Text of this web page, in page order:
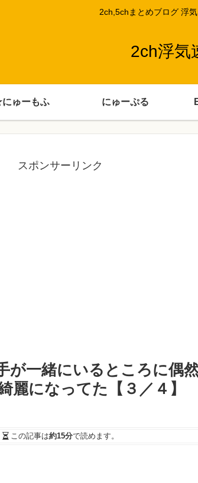
2ch,5chまとめブログ 浮
2ch浮気
ゅーもふ にゅーぷる
スポンサーリンク
が一緒にいるところに偶
麗になってた【３／４】
この記事は約15分で読めます。